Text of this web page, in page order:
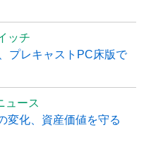
ッチ
プレキャストPC床版で
ュース
変化、資産価値を守る